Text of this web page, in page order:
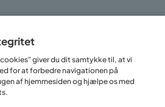
forskellige lande
giver du dit samtykke til, at vi
for at forbedre navigationen på
af hjemmesiden og hjælpe os med